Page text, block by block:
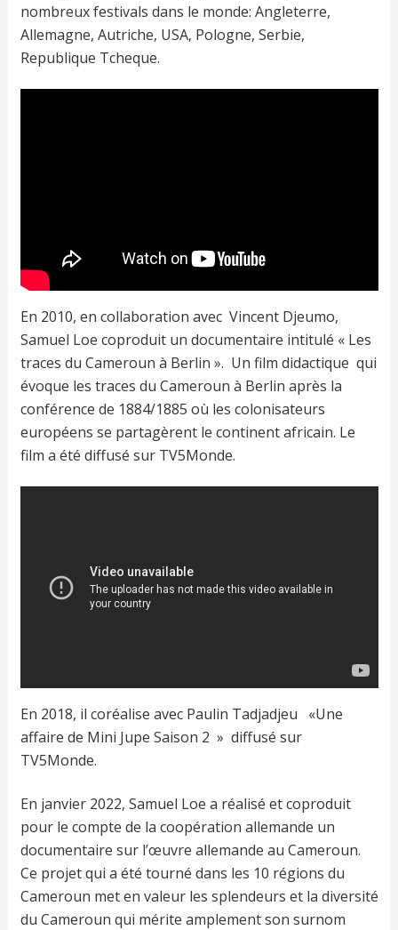
nombreux festivals dans le monde: Angleterre,
Allemagne, Autriche, USA, Pologne, Serbie,
Republique Tcheque.
En 2010, en collaboration avec Vincent Djeumo,
Samuel Loe coproduit un documentaire intitulé « Les
traces du Cameroun à Berlin ». Un film didactique qui
évoque les traces du Cameroun à Berlin après la
conférence de 1884/1885 où les colonisateurs
européens se partagèrent le continent africain. Le
film a été diffusé sur TV5Monde.
En 2018, il coréalise avec Paulin Tadjadjeu «Une
affaire de Mini Jupe Saison 2 » diffusé sur
TV5Monde.
En janvier 2022, Samuel Loe a réalisé et coproduit
pour le compte de la coopération allemande un
documentaire sur l’œuvre allemande au Cameroun.
Ce projet qui a été tourné dans les 10 régions du
Cameroun met en valeur les splendeurs et la diversité
du Cameroun qui mérite amplement son surnom